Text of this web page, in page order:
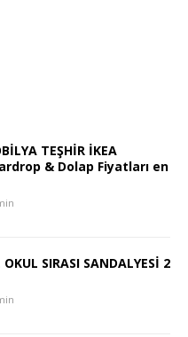
TEŞHİR İKEA
& Dolap Fiyatları en
SIRASI SANDALYESİ 2